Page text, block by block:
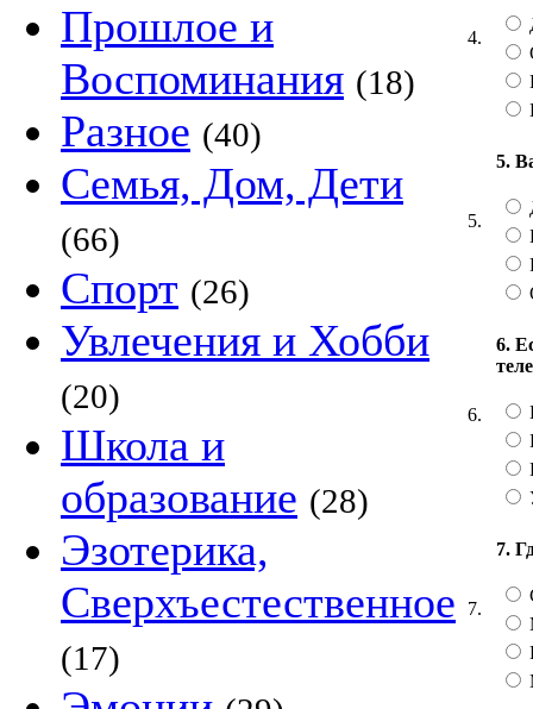
Прошлое и
Воспоминания (18)
Разное (40)
Семья, Дом, Дети
(66)
Спорт (26)
Увлечения и Хобби
(20)
Школа и
образование (28)
Эзотерика,
Сверхъестественное
(17)
4.
5.
5.
6.
6.
7.
7.